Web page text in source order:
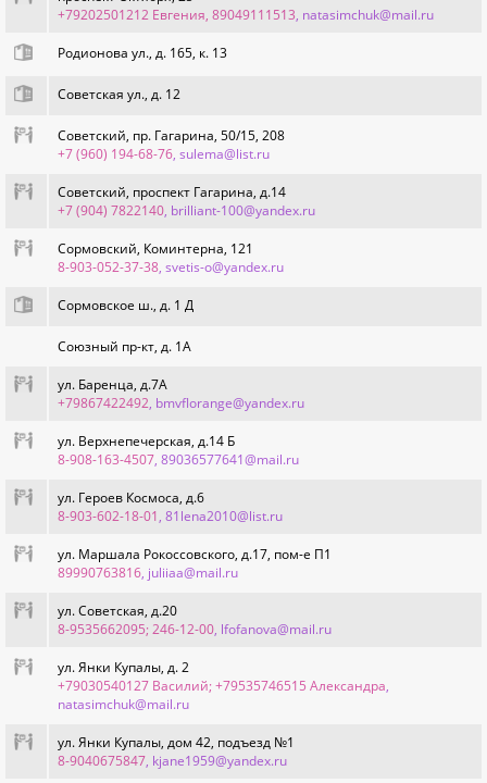
+79202501212 Евгения, 89049111513, natasimchuk@mail.ru
Родионова ул., д. 165, к. 13
Советская ул., д. 12
Советский, пр. Гагарина, 50/15, 208
+7 (960) 194-68-76, sulema@list.ru
Советский, проспект Гагарина, д.14
+7 (904) 7822140, brilliant-100@yandex.ru
Сормовский, Коминтерна, 121
8-903-052-37-38, svetis-o@yandex.ru
Сормовское ш., д. 1 Д
Союзный пр-кт, д. 1А
ул. Баренца, д.7А
+79867422492, bmvflorange@yandex.ru
ул. Верхнепечерская, д.14 Б
8-908-163-4507, 89036577641@mail.ru
ул. Героев Космоса, д.6
8-903-602-18-01, 81lena2010@list.ru
ул. Маршала Рокоссовского, д.17, пом-е П1
89990763816, juliiaa@mail.ru
ул. Советская, д.20
8-9535662095; 246-12-00, lfofanova@mail.ru
ул. Янки Купалы, д. 2
+79030540127 Василий; +79535746515 Александра,
natasimchuk@mail.ru
ул. Янки Купалы, дом 42, подъезд №1
8-9040675847, kjane1959@yandex.ru